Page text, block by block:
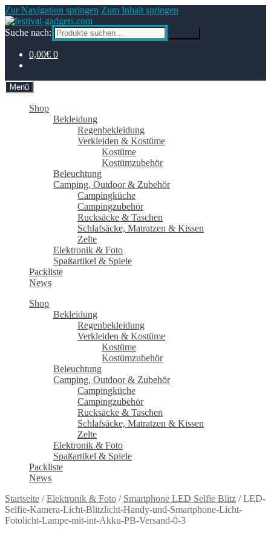
Zur Navigation springen Zum Inhalt springen
Suche nach:
0,00€ 0
Menü
Shop
Bekleidung
Regenbekleidung
Verkleiden & Kostüme
Kostüme
Kostümzubehör
Beleuchtung
Camping, Outdoor & Zubehör
Campingküche
Campingzubehör
Rucksäcke & Taschen
Schlafsäcke, Matratzen & Kissen
Zelte
Elektronik & Foto
Spaßartikel & Spiele
Packliste
News
Shop
Bekleidung
Regenbekleidung
Verkleiden & Kostüme
Kostüme
Kostümzubehör
Beleuchtung
Camping, Outdoor & Zubehör
Campingküche
Campingzubehör
Rucksäcke & Taschen
Schlafsäcke, Matratzen & Kissen
Zelte
Elektronik & Foto
Spaßartikel & Spiele
Packliste
News
Startseite /Elektronik & Foto / Smartphone LED Selfie Blitz /LED-
Selfie-Kamera-Licht-Blitzlicht-Handy-und-Smartphone-Licht-
Fotolicht-Lampe-mit-int-Akku-PB-Versand-0-3